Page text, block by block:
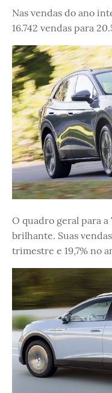
Nas vendas do ano
16.742 vendas para
O quadro geral para a
brilhante. Suas
trimestre e 19,7% no